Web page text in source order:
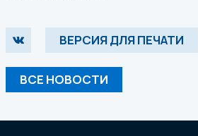
ВЕРСИЯ ДЛЯ ПЕЧАТИ
ВСЕ НОВОСТИ